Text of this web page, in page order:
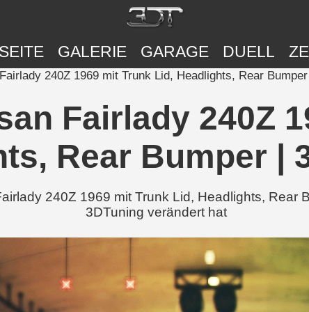
GALERIE GARAGE DUELL
240Z 1969 mit Trunk Lid, Headlights, Rear
Fairlady 240Z
Rear Bumper |
240Z 1969 mit Trunk Lid, Headlights, Rear
3DTuning verändert hat